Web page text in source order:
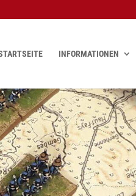
INFORMATIONEN